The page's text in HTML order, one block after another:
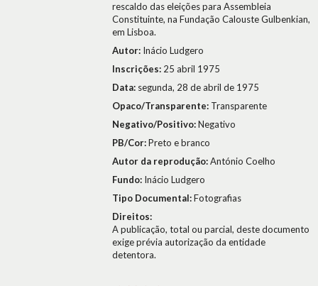
rescaldo das eleições para Assembleia
Constituinte, na Fundação Calouste Gulbenkian,
em Lisboa.
Autor: Inácio Ludgero
Inscrições: 25 abril 1975
Data: segunda, 28 de abril de 1975
Opaco/Transparente: Transparente
Negativo/Positivo:Negativo
PB/Cor:Preto e branco
Autor da reprodução:António Coelho
Fundo: Inácio Ludgero
Tipo Documental:Fotografias
Direitos:
A publicação, total ou parcial, deste documento
exige prévia autorização da entidade
detentora.